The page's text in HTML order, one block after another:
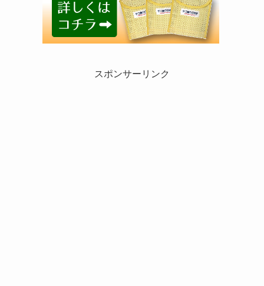
スポンサーリンク